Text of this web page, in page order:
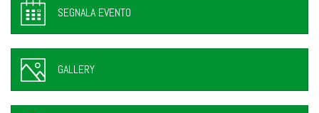
SEGNALA EVENTO
GALLERY